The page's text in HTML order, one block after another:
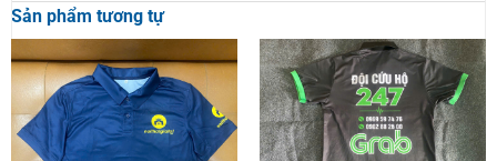
Sản phẩm tương tự